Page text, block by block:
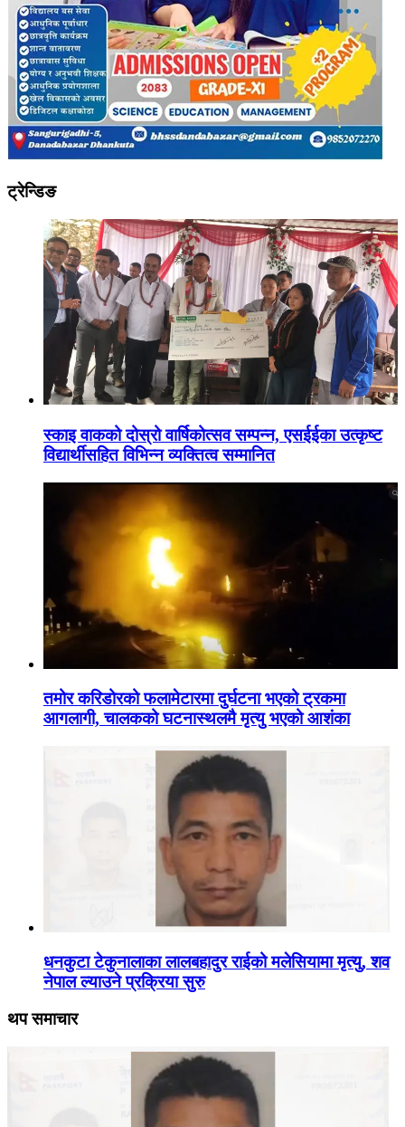
ट्रेन्डिङ
स्काइ वाकको दोस्रो वार्षिकोत्सव सम्पन्न, एसईईका उत्कृष्ट
विद्यार्थीसहित विभिन्न व्यक्तित्व सम्मानित
तमोर करिडोरको फलामेटारमा दुर्घटना भएको ट्रकमा
आगलागी, चालकको घटनास्थलमै मृत्यु भएको आशंका
धनकुटा टेकुनालाका लालबहादुर राईको मलेसियामा मृत्यु, शव
नेपाल ल्याउने प्रक्रिया सुरु
थप समाचार